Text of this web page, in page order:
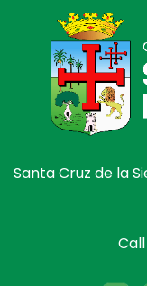
Santa Cruz de la